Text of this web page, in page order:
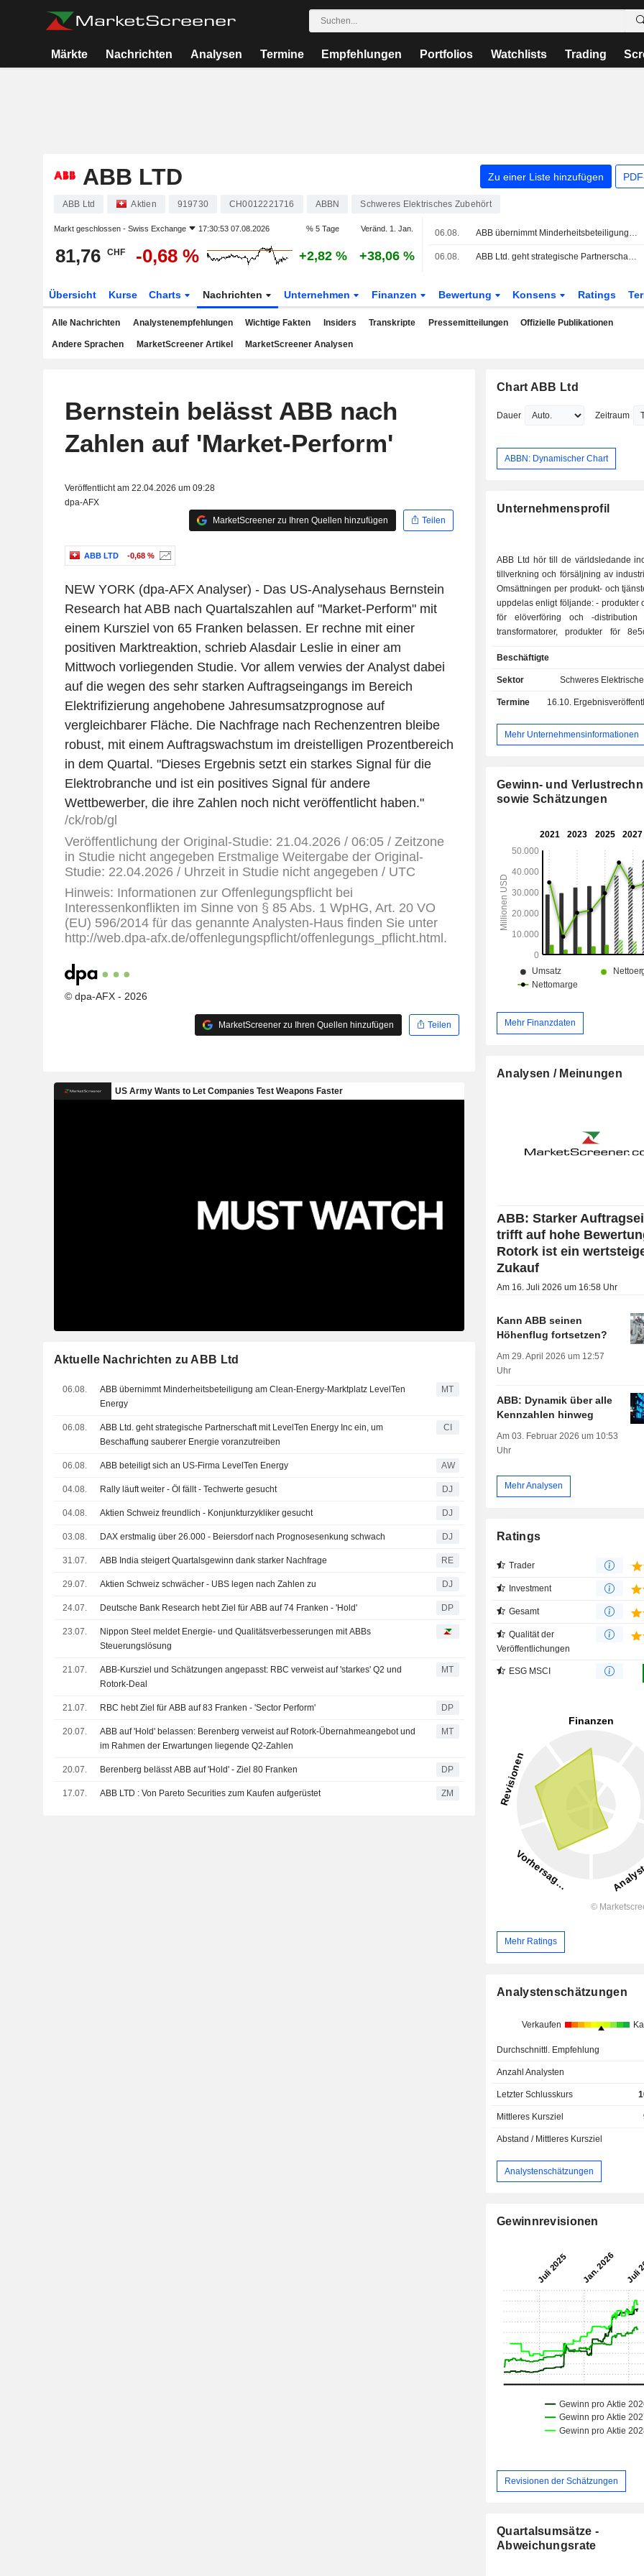
Märkte Nachrichten Analysen Termine Empfehlungen Portfolios Watchlists Trading
ABB LTD Zu einer Liste hinzufügen
ABB Ltd Aktien 919730 CH0012221716 ABBN Schweres Elektrisches Zubehört
Markt geschlossen - Swiss Exchange 17:30:53 07.08.2026 % 5 Tage Veränd. 1. Jan.
81,76 CHF -0,68 % +2,82 % +38,06 %
06.08. ABB übernimmt Minderheitsbeteiligung am Clean-Energy-Marktplatz LevelTen Energy
06.08. ABB Ltd. geht strategische Partnerschaft mit LevelTen Energy Inc ein, um Beschaffung sauberer Energie voranzutreiben
Übersicht Kurse Charts Nachrichten Unternehmen Finanzen Bewertung Konsens Ratings
Alle Nachrichten Analystenempfehlungen Wichtige Fakten Insiders Transkripte Pressemitteilungen Offizielle Publikationen
Andere Sprachen MarketScreener Artikel MarketScreener Analysen
Bernstein belässt ABB nach
Zahlen auf 'Market-Perform'
Veröffentlicht am 22.04.2026 um 09:28
dpa-AFX
MarketScreener zu Ihren Quellen hinzufügen
Teilen
ABB LTD -0,68 %
NEW YORK (dpa-AFX Analyser) - Das US-Analysehaus Bernstein
Research hat ABB nach Quartalszahlen auf "Market-Perform" mit
einem Kursziel von 65 Franken belassen. Er rechne mit einer
positiven Marktreaktion, schrieb Alasdair Leslie in einer am
Mittwoch vorliegenden Studie. Vor allem verwies der Analyst dabei
auf die wegen des sehr starken Auftragseingangs im Bereich
Elektrifizierung angehobene Jahresumsatzprognose auf
vergleichbarer Fläche. Die Nachfrage nach Rechenzentren bleibe
robust, mit einem Auftragswachstum im dreistelligen Prozentbereich
in dem Quartal. "Dieses Ergebnis setzt ein starkes Signal für die
Elektrobranche und ist ein positives Signal für andere
Wettbewerber, die ihre Zahlen noch nicht veröffentlicht haben."
/ck/rob/gl
Veröffentlichung der Original-Studie: 21.04.2026 / 06:05 / Zeitzone
in Studie nicht angegeben Erstmalige Weitergabe der Original-
Studie: 22.04.2026 / Uhrzeit in Studie nicht angegeben / UTC
Hinweis: Informationen zur Offenlegungspflicht bei
Interessenkonflikten im Sinne von § 85 Abs. 1 WpHG, Art. 20 VO
(EU) 596/2014 für das genannte Analysten-Haus finden Sie unter
http://web.dpa-afx.de/offenlegungspflicht/offenlegungs_pflicht.html.
© dpa-AFX - 2026
MarketScreener zu Ihren Quellen hinzufügen Teilen
Aktuelle Nachrichten zu ABB Ltd
06.08.
ABB übernimmt Minderheitsbeteiligung am Clean-Energy-Marktplatz LevelTen
Energy
MT
06.08.
ABB Ltd. geht strategische Partnerschaft mit LevelTen Energy Inc ein, um
Beschaffung sauberer Energie voranzutreiben
CI
06.08. ABB beteiligt sich an US-Firma LevelTen Energy AW
04.08. Rally läuft weiter - Öl fällt - Techwerte gesucht DJ
04.08. Aktien Schweiz freundlich - Konjunkturzykliker gesucht DJ
03.08. DAX erstmalig über 26.000 - Beiersdorf nach Prognosesenkung schwach DJ
31.07. ABB India steigert Quartalsgewinn dank starker Nachfrage RE
29.07. Aktien Schweiz schwächer - UBS legen nach Zahlen zu DJ
24.07. Deutsche Bank Research hebt Ziel für ABB auf 74 Franken - 'Hold' DP
23.07.
Nippon Steel meldet Energie- und Qualitätsverbesserungen mit ABBs
Steuerungslösung
21.07.
ABB-Kursziel und Schätzungen angepasst: RBC verweist auf 'starkes' Q2 und
Rotork-Deal
MT
21.07. RBC hebt Ziel für ABB auf 83 Franken - 'Sector Perform' DP
20.07.
ABB auf 'Hold' belassen: Berenberg verweist auf Rotork-Übernahmeangebot und
im Rahmen der Erwartungen liegende Q2-Zahlen
MT
20.07. Berenberg belässt ABB auf 'Hold' - Ziel 80 Franken DP
17.07. ABB LTD : Von Pareto Securities zum Kaufen aufgerüstet ZM
Chart ABB Ltd
Dauer Zeitraum
ABBN: Dynamischer Chart
Unternehmensprofil
ABB Ltd hör till de världsledande
tillverkning och försäljning av
Omsättningen per produkt- och
uppdelas enligt följande: - produkter och system
för elöverföring och -distribution
transformatorer, produkter för
strömbrytare, säkringar,
högspänning (kondensatorer,
erbjuder även nyckelfärdig
%): system för
mätinstrument och vätskekontroll,
läkemedelsindustrin, marin-,
pappersindustrin). Dessutom
övrigt (1,3 %). Geografisk fördelning av
omsättningen: Europa (34,3 %),
Amerika (8,3 %), China (11 %) und
Osten/Afrika (17,3 %).
Beschäftigte
Sektor Schweres
Termine 16.10.
Mehr Unternehmensinformationen
Gewinn- und
sowie Schätzungen
Mehr Finanzdaten
Analysen / Meinungen
ABB: Starker
trifft auf hohe
Rotork ist ein
Zukauf
Am 16. Juli 2026 um 16:58 Uhr
Kann ABB seinen
Höhenflug fortsetzen?
Am 29. April 2026 um 12:57
Uhr
ABB: Dynamik über alle
Kennzahlen hinweg
Am 03. Februar 2026 um 10:53
Uhr
Mehr Analysen
Ratings
Trader
Investment
Gesamt
Qualität der
Veröffentlichungen
ESG MSCI
Mehr Ratings
Analystenschätzungen
Verkaufen
Durchschnittl. Empfehlung
Anzahl Analysten
Letzter Schlusskurs
Mittleres Kursziel
Abstand / Mittleres Kursziel
Analystenschätzungen
Gewinnrevisionen
Revisionen der Schätzungen
Quartalsumsätze -
Abweichungsrate